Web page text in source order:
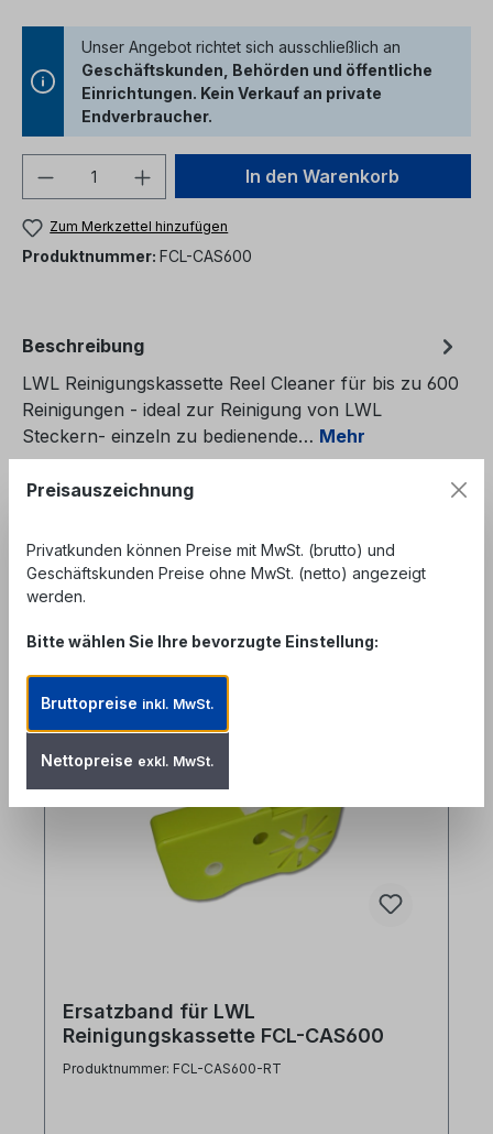
Unser Angebot richtet sich ausschließlich an
Geschäftskunden, Behörden und öffentliche
Einrichtungen. Kein Verkauf an private
Endverbraucher.
Produkt Anzahl: Gib denIn den Warenkorb
Zum Merkzettel hinzufügen
Produktnummer: FCL-CAS600
Beschreibung
LWL Reinigungskassette Reel Cleaner für bis zu 600
Reinigungen - ideal zur Reinigung von LWL
Steckern- einzeln zu bedienende… Mehr
Produktgalerie überspringen
Accessory Items
Ersatzband für LWL
Reinigungskassette FCL-CAS600
Produktnummer: FCL-CAS600-RT
Preisauszeichnung
Privatkunden können Preise mit MwSt. (brutto) und
Geschäftskunden Preise ohne MwSt. (netto) angezeigt
werden.
Bitte wählen Sie Ihre bevorzugte Einstellung:
Bruttopreise inkl. MwSt.
Nettopreise exkl. MwSt.